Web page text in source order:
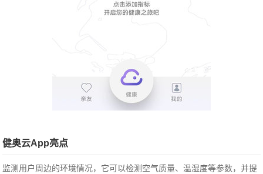
健奥云App亮点
监测用户周边的环境情况，它可以检测空气质量、温湿度等参数，并提